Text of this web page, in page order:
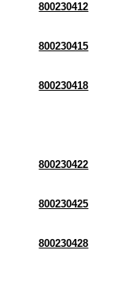
800230412
800230415
800230418
800230422
800230425
800230428